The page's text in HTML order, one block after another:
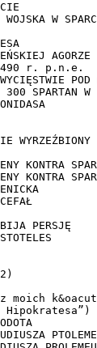
W
AGORZE
– 490 r. p.n.e.
POD
SPARTAN W
KONTRA
KONTRA
PERSJĘ
moich
Hipokratesa”)